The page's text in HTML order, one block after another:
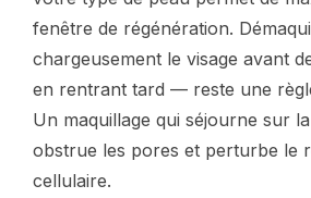
fenêtre de régénération.
chargeusement le visage avant
en rentrant tard — reste une
Un maquillage qui séjourne sur
obstrue les pores et perturbe le
cellulaire.